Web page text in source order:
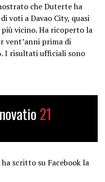
che Duterte ha
voti a Davao City, quasi
vicino. Ha ricoperto la
vent’anni prima di
I risultati ufficiali sono
21
scritto su Facebook la